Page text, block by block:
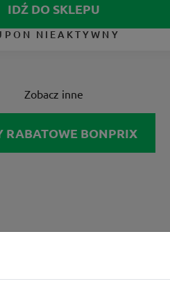
IDŹ DO SKLEPU
NIEAKTYWNY
Zobacz inne
RABATOWE BONPRIX